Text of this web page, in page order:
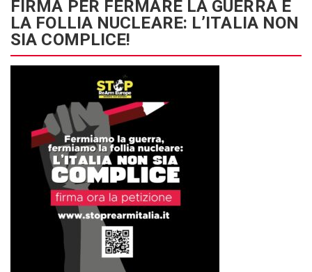
FIRMA PER FERMARE LA GUERRA E
LA FOLLIA NUCLEARE: L’ITALIA NON
SIA COMPLICE!